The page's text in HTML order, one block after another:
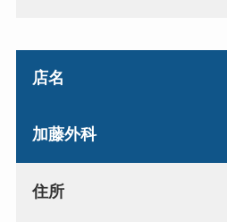
店名
加藤外科
住所